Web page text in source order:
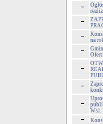
na
Wsi.